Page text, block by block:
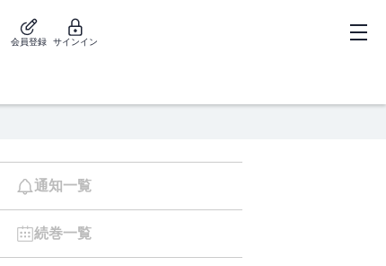
会員登録 サインイン
通知一覧
続巻一覧